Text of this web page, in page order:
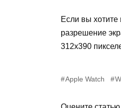
Если вы
разрешение
312x390
Apple Watch